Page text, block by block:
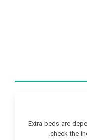
Extra beds are
check the